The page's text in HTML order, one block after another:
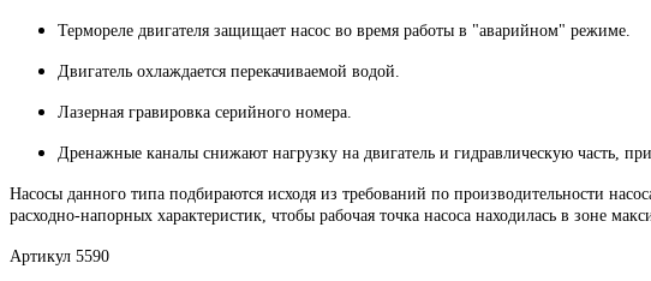
Термореле двигателя защищает насос во время работы в "аварийном" режиме.
Двигатель охлаждается перекачиваемой водой.
Лазерная гравировка серийного номера.
Дренажные каналы снижают нагрузку на двигатель и гидравлическую часть, при
Насосы данного типа подбираются исходя из требований по производительности
расходно-напорных характеристик, чтобы рабочая точка насоса находилась в зоне
Артикул 5590